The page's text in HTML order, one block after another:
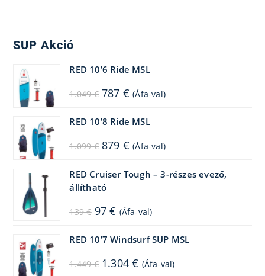
SUP Akció
RED 10’6 Ride MSL
1.049€ Original
price
1.049 €.
787 € Current
price
(Áfa-val)
RED 10’8 Ride MSL
1.099€ Original
price
1.099 €.
879 € Current
price
879 €.
(Áfa-val)
RED Cruiser Tough – 3-részes evező,
állítható
139€ Original
price
97€ Current
price
97 €.
(Áfa-val)
RED 10’7 Windsurf SUP MSL
1.449€ Original
price
1.304€ Current
price
(Áfa-val)